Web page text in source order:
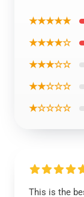
★★★★★
★★★★☆
★★★☆☆
★★☆☆☆
★☆☆☆☆
This is the